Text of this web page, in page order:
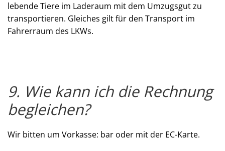
lebende Tiere im Laderaum mit dem Umzugsgut zu
transportieren. Gleiches gilt für den Transport im
Fahrerraum des LKWs.
9. Wie kann ich die Rechnung
begleichen?
Wir bitten um Vorkasse: bar oder mit der EC-Karte.